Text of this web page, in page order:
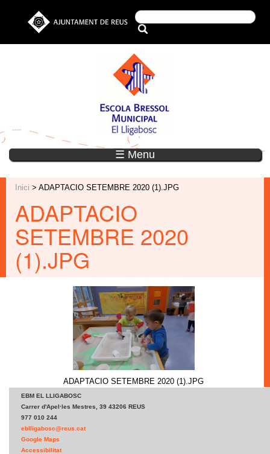
☰ Menu
Inici > ADAPTACIO SETEMBRE 2020 (1).JPG
ADAPTACIO
SETEMBRE 2020
(1).JPG
ADAPTACIO SETEMBRE 2020
ADAPTACIO SETEMBRE 2020 (1).JPG
EBM EL LLIGABOSC
Carrer d'Apel·les Mestres, 39 43206 REUS
977 010 244
eblligabosc@reus.cat
Google Maps
Accessibilitat